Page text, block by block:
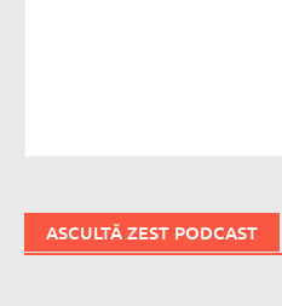
ASCULTĂ ZEST PODCAST